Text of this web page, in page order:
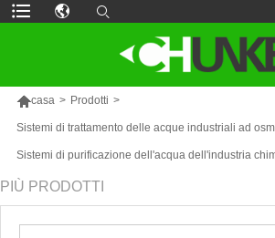
casa > Prodotti >
Sistemi di trattamento delle acque industriali ad
Sistemi di purificazione dell'acqua dell'industria
PIÙ PRODOTTI